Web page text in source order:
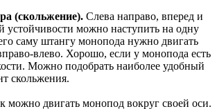
(скольжение). Слева направо, вперед и
устойчивости можно наступить на одну
саму штангу монопода нужно двигать
влево. Хорошо, если у монопода есть
Можно подобрать наиболее удобный
скольжения.
можно двигать монопод вокруг своей оси.